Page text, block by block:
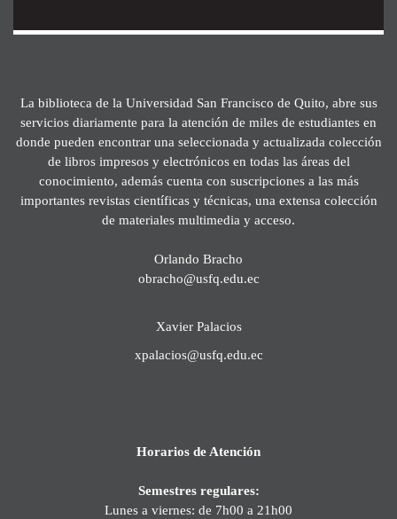
La biblioteca de la Universidad San Francisco de Quito, abre sus
servicios diariamente para la atención de miles de estudiantes en
donde pueden encontrar una seleccionada y actualizada colección
de libros impresos y electrónicos en todas las áreas del
conocimiento, además cuenta con suscripciones a las más
importantes revistas científicas y técnicas, una extensa colección
de materiales multimedia y acceso.
Orlando Bracho
obracho@usfq.edu.ec
Xavier Palacios
xpalacios@usfq.edu.ec
Horarios de Atención
Semestres regulares:
Lunes a viernes: de 7h00 a 21h00